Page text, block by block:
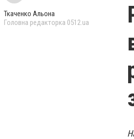
Ткаченко Альона
Головна редакторка 0512.ua